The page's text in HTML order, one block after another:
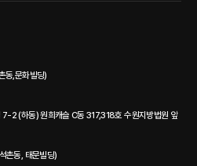
동,문화빌딩)
2 (하동) 원희캐슬 C동 317,318호 수원지방법원 앞
촌동, 태문빌딩)